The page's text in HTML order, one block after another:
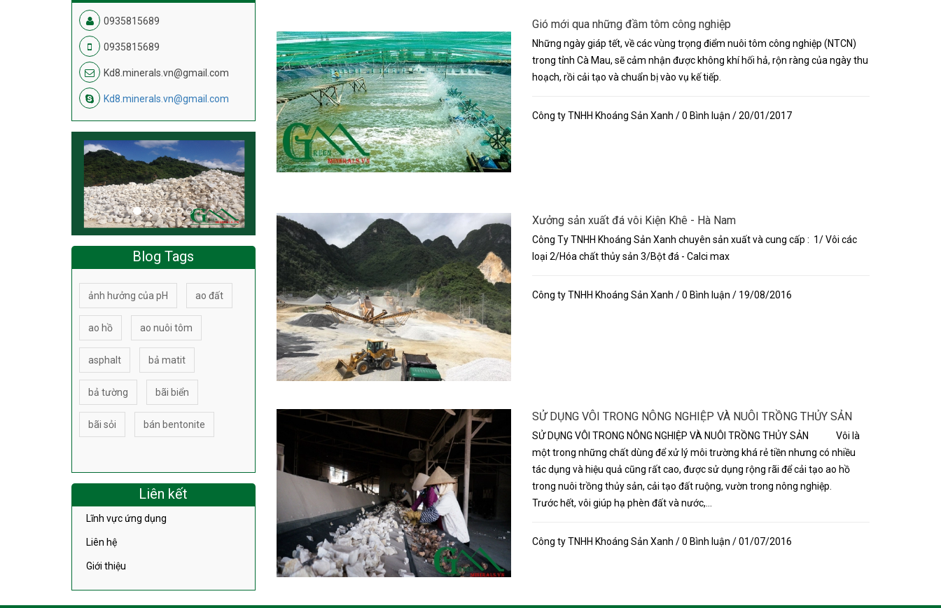
Gió mới qua những đầm tôm công nghiệp
Những ngày giáp tết, về các vùng trọng điểm nuôi tôm công nghiệp (NTCN)
trong tỉnh Cà Mau, sẽ cảm nhận được không khí hối hả, rộn ràng của ngày thu
hoạch, rồi cải tạo và chuẩn bị vào vụ kế tiếp.
Công ty TNHH Khoáng Sản Xanh / 0 Bình luận / 20/01/2017
Xưởng sản xuất đá vôi Kiện Khê - Hà Nam
Công Ty TNHH Khoáng Sản Xanh chuyên sản xuất và cung cấp : 1/ Vôi các
loại 2/Hóa chất thủy sản 3/Bột đá - Calci max
Công ty TNHH Khoáng Sản Xanh / 0 Bình luận / 19/08/2016
SỬ DỤNG VÔI TRONG NÔNG NGHIỆP VÀ NUÔI TRỒNG THỦY SẢN
SỬ DỤNG VÔI TRONG NÔNG NGHIỆP VÀ NUÔI TRỒNG THỦY SẢN Vôi là
một trong những chất dùng để xử lý môi trường khá rẻ tiền nhưng có nhiều
tác dụng và hiệu quả cũng rất cao, được sử dụng rộng rãi để cải tạo ao hồ
trong nuôi trồng thủy sản, cải tạo đất ruộng, vườn trong nông nghiệp.
Trước hết, vôi giúp hạ phèn đất và nước,...
Công ty TNHH Khoáng Sản Xanh / 0 Bình luận / 01/07/2016
0935815689
0935815689
Kd8.minerals.vn@gmail.com
Kd8.minerals.vn@gmail.com
Blog Tags
ảnh hưởng của pH ao đất
ao hồ ao nuôi tôm
asphalt bả matit
bả tường bãi biển
bãi sỏi bán bentonite
Liên kết
Lĩnh vực ứng dụng
Liên hệ
Giới thiệu